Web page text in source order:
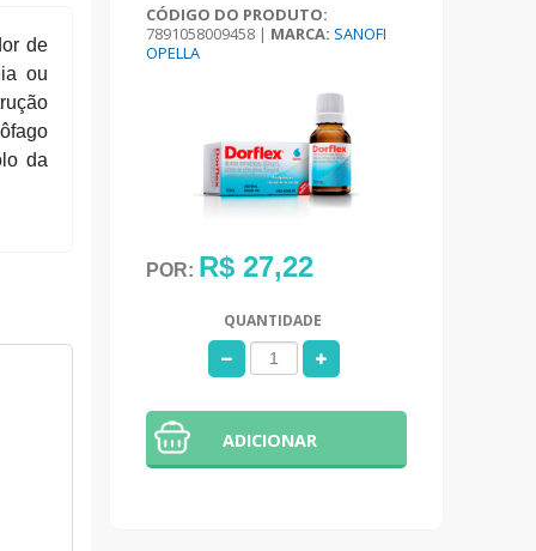
de
ou
da
CÓDIGO DO PRODUTO:
7891058009458 | MARCA: SANOFI
OPELLA
POR: R$ 27,22
QUANTIDADE
ADICIONAR